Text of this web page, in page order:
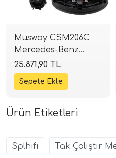
Musway CSM206C
Mercedes-Benz
(2021+) Yeni Nesil
Uyumlu Komponent
Seti | SPLHIFI
25.871,90 TL
Ürün Etiketleri
Splhıfı Tak Çalıştır